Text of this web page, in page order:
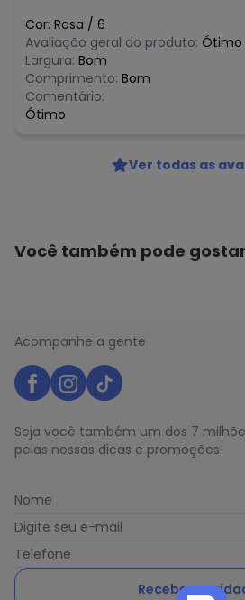
Cor: Rosa / 6
Avaliação geral do produto: Ótimo
Largura: Bom
Comprimento: Bom
Comentário:
Ótimo
Ver todas as
Você também pode gostar
Acompanhe a gente
Seja você também um dos 7
pelas nossas dicas e promoções!
Nome
Digite seu e-mail
Telefone
Receber